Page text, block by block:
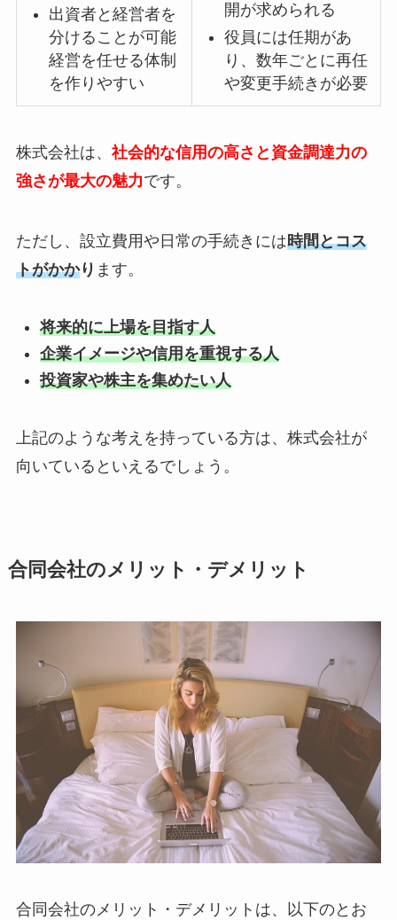
出資者と経営者を
分けることが可能
経営を任せる体制
を作りやすい
開が求められる
役員には任期があ
り、数年ごとに再任
や変更手続きが必要
株式会社は、 社会的な信用の高さと資金調達力の
強さが最大の魅力です。
ただし、設立費用や日常の手続きには時間とコス
トがかかり ます。
将来的に上場を目指す人
企業イメージや信用を重視する人
投資家や株主を集めたい人
上記のような考えを持っている方は、株式会社が
向いているといえるでしょう。
合同会社のメリット・デメリット
合同会社のメリット・デメリットは、以下のとお